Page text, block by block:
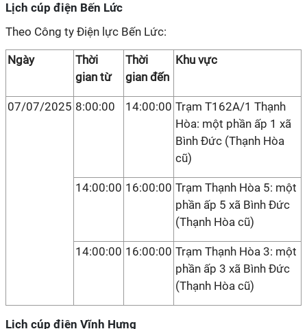
Lịch cúp điện Bến Lức
Theo Công ty Điện lực Bến Lức:
Ngày
Thời
gian từ
Thời
gian đến
Khu vực
07/07/2025 8:00:00 14:00:00 Trạm T162A/1 Thạnh
Hòa: một phần ấp 1 xã
Bình Đức (Thạnh Hòa
cũ)
14:00:00 16:00:00 Trạm Thạnh Hòa 5: một
phần ấp 5 xã Bình Đức
(Thạnh Hòa cũ)
14:00:00 16:00:00 Trạm Thạnh Hòa 3: một
phần ấp 3 xã Bình Đức
(Thạnh Hòa cũ)
Lịch cúp điện Vĩnh Hưng